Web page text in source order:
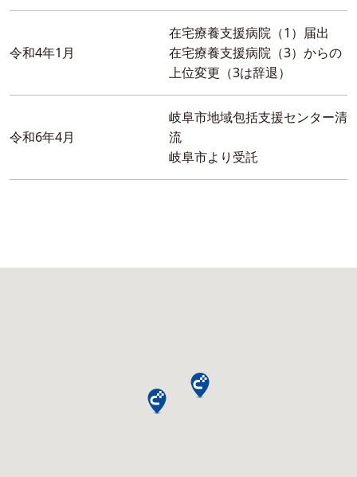
令和4年1月
在宅療養支援病院（1）届出
在宅療養支援病院（3）からの
上位変更（3は辞退）
令和6年4月
岐阜市地域包括支援センター清
流
岐阜市より受託